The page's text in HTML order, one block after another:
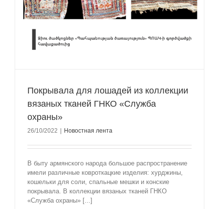
Покрывала для лошадей из коллекции
вязаных тканей ГНКО «Служба
охраны»
26/10/2022 Новостная лента
В быту армянского народа большое распространение
имели различные ковроткацкие изделия: хурджины,
кошельки для соли, спальные мешки и конские
покрывала. В коллекции вязаных тканей ГНКО
«Служба охраны» [...]